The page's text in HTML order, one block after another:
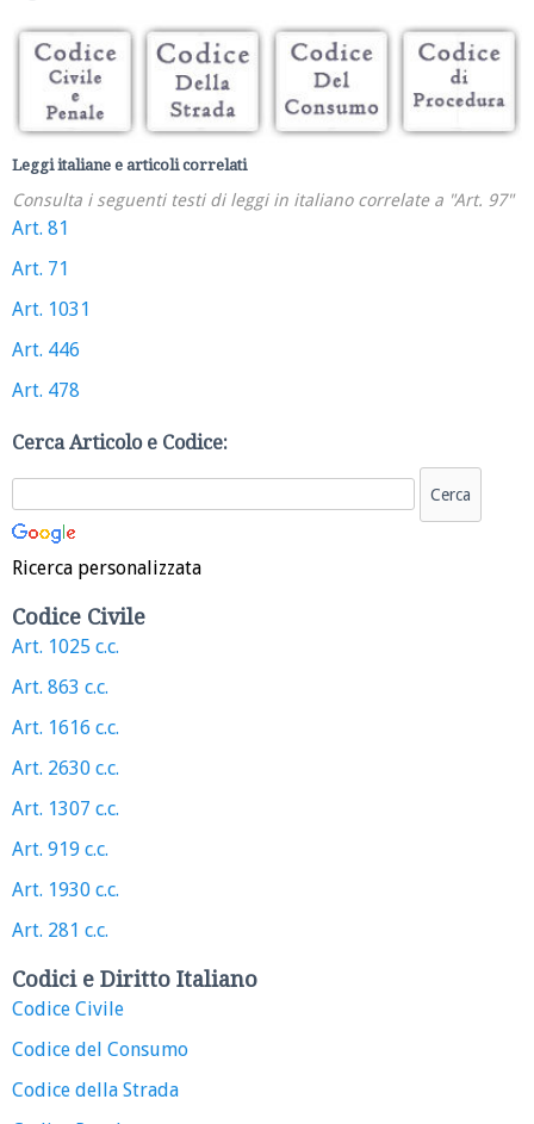
Leggi italiane e articoli correlati
Consulta i seguenti testi di leggi in italiano correlate a "Art. 97"
Art. 81
Art. 71
Art. 1031
Art. 446
Art. 478
Cerca Articolo e Codice:
Ricerca personalizzata
Codice Civile
Art. 1025 c.c.
Art. 863 c.c.
Art. 1616 c.c.
Art. 2630 c.c.
Art. 1307 c.c.
Art. 919 c.c.
Art. 1930 c.c.
Art. 281 c.c.
Codici e Diritto Italiano
Codice Civile
Codice del Consumo
Codice della Strada